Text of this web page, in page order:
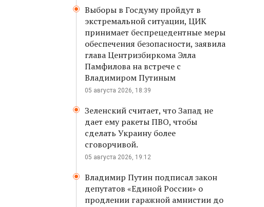
Выборы в Госдуму пройдут в
экстремальной ситуации, ЦИК
принимает беспрецедентные меры
обеспечения безопасности, заявила
глава Центризбиркома Элла
Памфилова на встрече с
Владимиром Путиным
05 августа 2026, 18:39
Зеленский считает, что Запад не
дает ему ракеты ПВО, чтобы
сделать Украину более
сговорчивой.
05 августа 2026, 19:12
Владимир Путин подписал закон
депутатов «Единой России» о
продлении гаражной амнистии до